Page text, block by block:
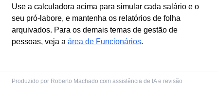
Use a calculadora acima para simular cada salário e o
seu pró-labore, e mantenha os relatórios de folha
arquivados. Para os demais temas de gestão de
pessoas, veja a área de Funcionários.
Produzido por Roberto Machado com assistência de IA e revisão